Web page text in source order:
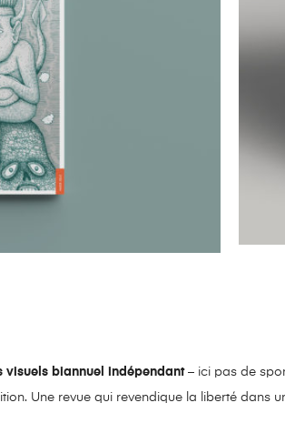
visuels biannuel indépendant– ici pas de
Une revue qui revendique la liberté dans